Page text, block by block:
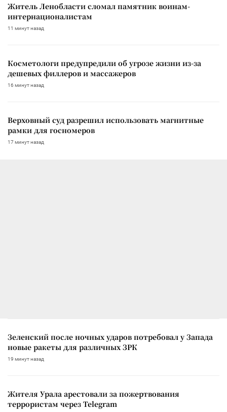
Житель Ленобласти сломал памятник воинам-
интернационалистам
11 минут назад
Косметологи предупредили об угрозе жизни из-за
дешевых филлеров и массажеров
16 минут назад
Верховный суд разрешил использовать магнитные
рамки для госномеров
17 минут назад
Зеленский после ночных ударов потребовал у Запада
новые ракеты для различных ЗРК
19 минут назад
Жителя Урала арестовали за пожертвования
террористам через Telegram